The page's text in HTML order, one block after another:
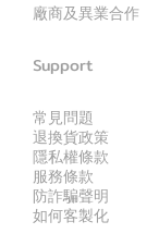
廠商及異業合作
Support
常見問題
退換貨政策
隱私權條款
服務條款
防詐騙聲明
如何客製化